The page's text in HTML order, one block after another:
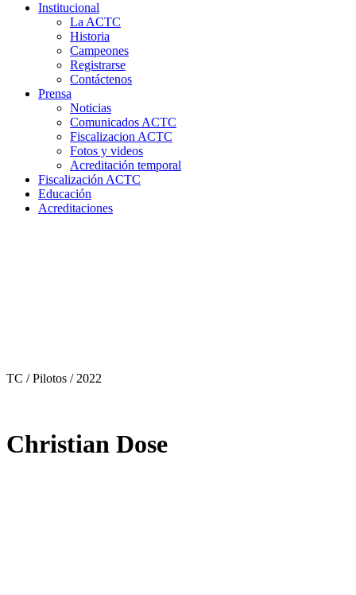
Institucional
La ACTC
Historia
Campeones
Registrarse
Contáctenos
Prensa
Noticias
Comunicados ACTC
Fiscalizacion ACTC
Fotos y videos
Acreditación temporal
Fiscalización ACTC
Educación
Acreditaciones
TC / Pilotos / 2022
Christian Dose